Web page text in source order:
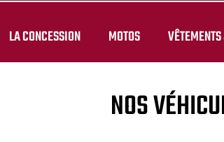
LA CONCESSION MOTOS
NOS